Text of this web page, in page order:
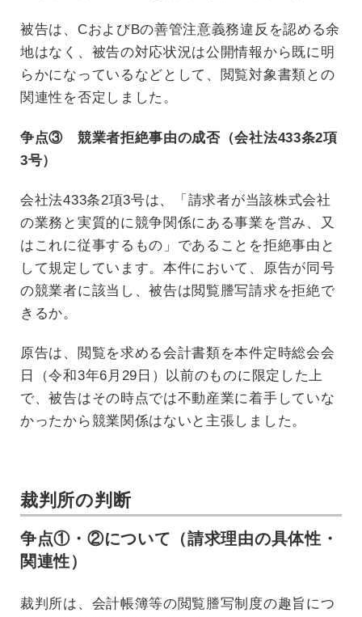
被告は、CおよびBの善管注意義務違反を認める余
地はなく、被告の対応状況は公開情報から既に明
らかになっているなどとして、閲覧対象書類との
関連性を否定しました。
争点③ 競業者拒絶事由の成否（会社法433条2項
3号）
会社法433条2項3号は、「請求者が当該株式会社
の業務と実質的に競争関係にある事業を営み、又
はこれに従事するもの」であることを拒絶事由と
して規定しています。本件において、原告が同号
の競業者に該当し、被告は閲覧謄写請求を拒絶で
きるか。
原告は、閲覧を求める会計書類を本件定時総会会
日（令和3年6月29日）以前のものに限定した上
で、被告はその時点では不動産業に着手していな
かったから競業関係はないと主張しました。
裁判所の判断
争点①・②について（請求理由の具体性・
関連性）
裁判所は、会計帳簿等の閲覧謄写制度の趣旨につ